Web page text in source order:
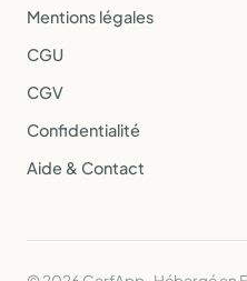
Mentions légales
CGU
CGV
Confidentialité
Aide & Contact